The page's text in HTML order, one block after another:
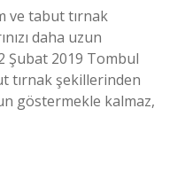
ve tabut tırnak
daha uzun
Şubat 2019 Tombul
tırnak şekillerinden
göstermekle kalmaz,